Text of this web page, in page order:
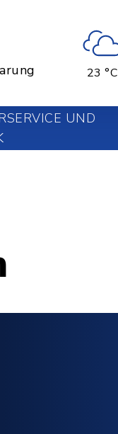
23 °C
UND